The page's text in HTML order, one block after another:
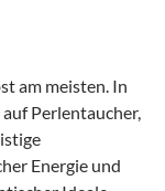
am meisten. In
Perlentaucher,
Energie und